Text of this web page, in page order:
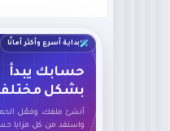
بداية أسرع وأكثر أمانًا
حسابك يبدأ
بشكل
أنشئ ملفك، وفعّل
واستفد من كل مزايا